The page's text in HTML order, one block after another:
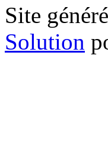
Site
Solution